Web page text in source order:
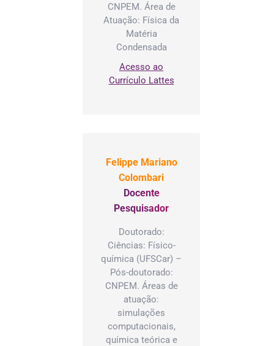
CNPEM. Área de
Atuação: Física da
Matéria
Condensada
Acesso ao
Currículo Lattes
Felippe Mariano
Colombari
Docente
Pesquisador
Doutorado:
Ciências: Físico-
química (UFSCar) –
Pós-doutorado:
CNPEM. Áreas de
atuação:
simulações
computacionais,
química teórica e